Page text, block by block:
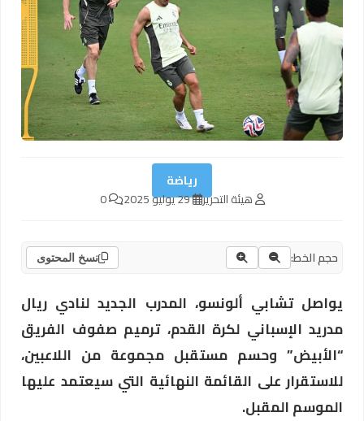
رياضة
هيئة التحرير 29 يوليو 2025 0
حجم الخط: نسخ المحتوى
يواصل تشابي ألونسو، المدرب الجديد لنادي ريال
مدريد الإسباني لكرة القدم، ترميم صفوف الفريق
“الأبيض” وحسم مستقبل مجموعة من اللاعبين،
للاستقرار على القائمة النهائية التي سيعتمد عليها
الموسم المقبل.